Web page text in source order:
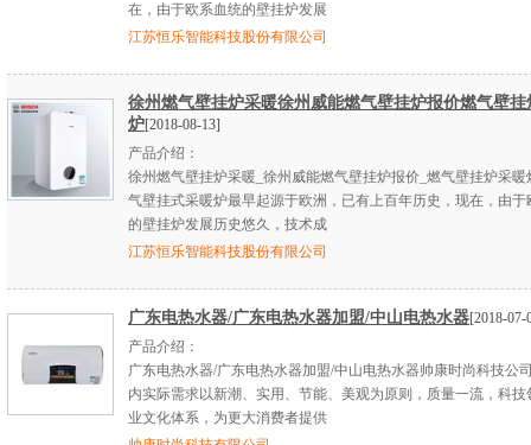
在，由于欧系血统的壁挂炉发展
江苏恒乐智能科技股份有限公司
徐州燃气壁挂炉采暖徐州威能燃气壁挂炉报价燃气壁挂
炉[2018-08-13]
产品介绍：
徐州燃气壁挂炉采暖_徐州威能燃气壁挂炉报价_燃气壁挂炉采暖
气壁挂式采暖炉最早起源于欧洲，已有上百年历史，现在，由于
的壁挂炉发展历史悠久，技术成
江苏恒乐智能科技股份有限公司
广东电热水器/广东电热水器加盟/中山电热水器[2018-07-
产品介绍：
广东电热水器/广东电热水器加盟/中山电热水器帅康时尚科技公
内实际需求以新潮、实用、节能、美观为原则，质量一流，科技
业文化体系，为更大消费者提供